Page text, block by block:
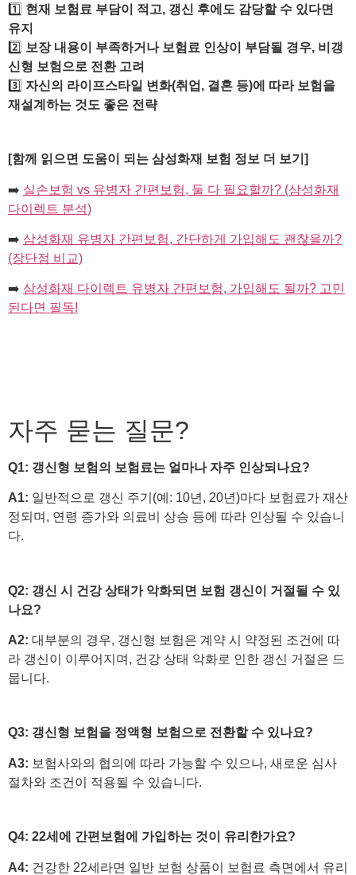
1️⃣ 현재 보험료 부담이 적고, 갱신 후에도 감당할 수 있다면
유지
2️⃣ 보장 내용이 부족하거나 보험료 인상이 부담될 경우, 비갱
신형 보험으로 전환 고려
3️⃣ 자신의 라이프스타일 변화(취업, 결혼 등)에 따라 보험을
재설계하는 것도 좋은 전략
[함께 읽으면 도움이 되는 삼성화재 보험 정보 더 보기]
➡️ 실손보험 vs 유병자 간편보험, 둘 다 필요할까? (삼성화재
다이렉트 분석)
➡️ 삼성화재 유병자 간편보험, 간단하게 가입해도 괜찮을까?
(장단점 비교)
➡️ 삼성화재 다이렉트 유병자 간편보험, 가입해도 될까? 고민
된다면 필독!
자주 묻는 질문?
Q1: 갱신형 보험의 보험료는 얼마나 자주 인상되나요?
A1: 일반적으로 갱신 주기(예: 10년, 20년)마다 보험료가 재산
정되며, 연령 증가와 의료비 상승 등에 따라 인상될 수 있습니
다.
Q2: 갱신 시 건강 상태가 악화되면 보험 갱신이 거절될 수 있
나요?
A2: 대부분의 경우, 갱신형 보험은 계약 시 약정된 조건에 따
라 갱신이 이루어지며, 건강 상태 악화로 인한 갱신 거절은 드
뭅니다.
Q3: 갱신형 보험을 정액형 보험으로 전환할 수 있나요?
A3: 보험사와의 협의에 따라 가능할 수 있으나, 새로운 심사
절차와 조건이 적용될 수 있습니다.
Q4: 22세에 간편보험에 가입하는 것이 유리한가요?
A4: 건강한 22세라면 일반 보험 상품이 보험료 측면에서 유리